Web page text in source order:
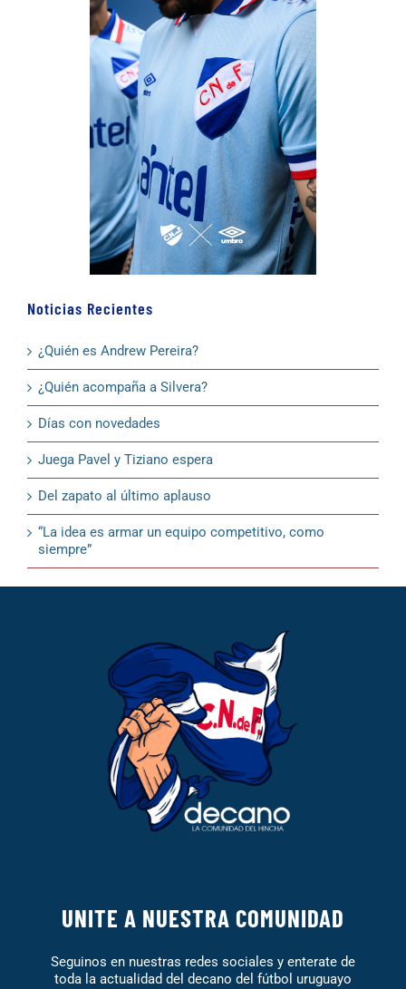
Noticias Recientes
¿Quién es Andrew Pereira?
¿Quién acompaña a Silvera?
Días con novedades
Juega Pavel y Tiziano espera
Del zapato al último aplauso
“La idea es armar un equipo competitivo, como
siempre”
UNITE A NUESTRA COMUNIDAD
Seguinos en nuestras redes sociales y enterate de
toda la actualidad del decano del fútbol uruguayo